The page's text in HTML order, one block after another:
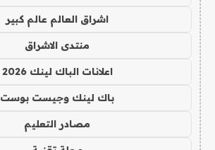
اشراق العالم عالم كبير
منتدى الاشراق
اعلانات الباك لينك 2026
باك لينك وجيست بوست
مصادر التعليم